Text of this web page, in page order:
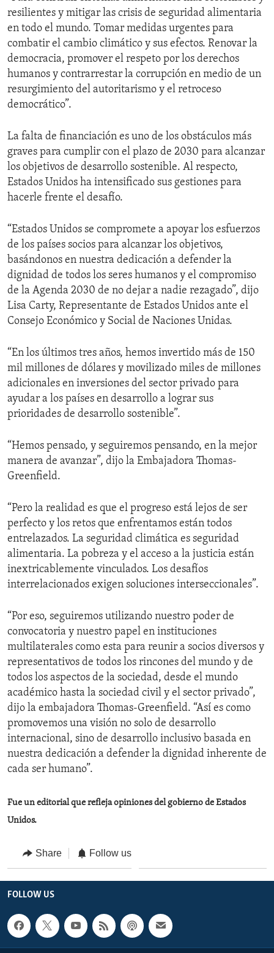
resilientes y mitigar las crisis de seguridad alimentaria
en todo el mundo. Tomar medidas urgentes para
combatir el cambio climático y sus efectos. Renovar la
democracia, promover el respeto por los derechos
humanos y contrarrestar la corrupción en medio de un
resurgimiento del autoritarismo y el retroceso
democrático”.
La falta de financiación es uno de los obstáculos más
graves para cumplir con el plazo de 2030 para alcanzar
los objetivos de desarrollo sostenible. Al respecto,
Estados Unidos ha intensificado sus gestiones para
hacerle frente el desafío.
“Estados Unidos se compromete a apoyar los esfuerzos
de los países socios para alcanzar los objetivos,
basándonos en nuestra dedicación a defender la
dignidad de todos los seres humanos y el compromiso
de la Agenda 2030 de no dejar a nadie rezagado”, dijo
Lisa Carty, Representante de Estados Unidos ante el
Consejo Económico y Social de Naciones Unidas.
“En los últimos tres años, hemos invertido más de 150
mil millones de dólares y movilizado miles de millones
adicionales en inversiones del sector privado para
ayudar a los países en desarrollo a lograr sus
prioridades de desarrollo sostenible”.
“Hemos pensado, y seguiremos pensando, en la mejor
manera de avanzar”, dijo la Embajadora Thomas-
Greenfield.
“Pero la realidad es que el progreso está lejos de ser
perfecto y los retos que enfrentamos están todos
entrelazados. La seguridad climática es seguridad
alimentaria. La pobreza y el acceso a la justicia están
inextricablemente vinculados. Los desafíos
interrelacionados exigen soluciones interseccionales”.
“Por eso, seguiremos utilizando nuestro poder de
convocatoria y nuestro papel en instituciones
multilaterales como esta para reunir a socios diversos y
representativos de todos los rincones del mundo y de
todos los aspectos de la sociedad, desde el mundo
académico hasta la sociedad civil y el sector privado”,
dijo la embajadora Thomas-Greenfield. “Así es como
promovemos una visión no solo de desarrollo
internacional, sino de desarrollo inclusivo basada en
nuestra dedicación a defender la dignidad inherente de
cada ser humano”.
Fue un editorial que refleja opiniones del gobierno de Estados
Unidos.
Share Follow us
FOLLOW US